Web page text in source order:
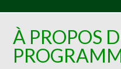
À PROPOS